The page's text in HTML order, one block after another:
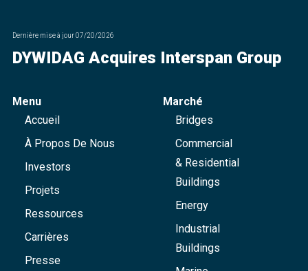
Dernière mise à jour07/20/2026
DYWIDAG Acquires Interspan Group
Menu
Accueil
À Propos De Nous
Investors
Projets
Ressources
Carrières
Presse
Marché
Bridges
Commercial
& Residential
Buildings
Energy
Industrial
Buildings